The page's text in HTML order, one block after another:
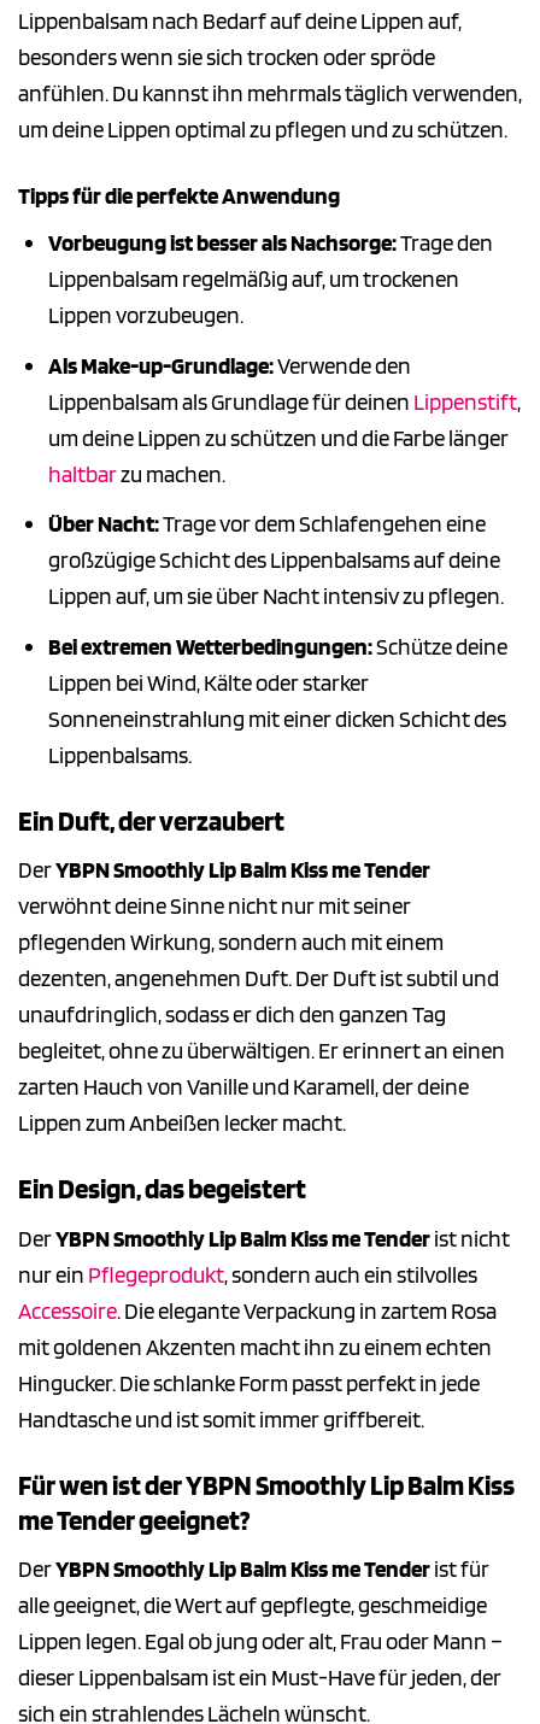
Lippenbalsam nach Bedarf auf deine Lippen auf,
besonders wenn sie sich trocken oder spröde
anfühlen. Du kannst ihn mehrmals täglich verwenden,
um deine Lippen optimal zu pflegen und zu schützen.
Tipps für die perfekte Anwendung
Vorbeugung ist besser als Nachsorge:Trage den
Lippenbalsam regelmäßig auf, um trockenen
Lippen vorzubeugen.
Als Make-up-Grundlage:Verwende den
Lippenbalsam als Grundlage für deinen Lippenstift,
um deine Lippen zu schützen und die Farbe länger
haltbarzu machen.
Über Nacht:Trage vor dem Schlafengehen eine
großzügige Schicht des Lippenbalsams auf deine
Lippen auf, um sie über Nacht intensiv zu pflegen.
Bei extremen Wetterbedingungen:Schütze deine
Lippen bei Wind, Kälte oder starker
Sonneneinstrahlung mit einer dicken Schicht des
Lippenbalsams.
Ein Duft, der verzaubert
DerYBPN Smoothly Lip Balm Kiss me Tender
verwöhnt deine Sinne nicht nur mit seiner
pflegenden Wirkung, sondern auch mit einem
dezenten, angenehmen Duft. Der Duft ist subtil und
unaufdringlich, sodass er dich den ganzen Tag
begleitet, ohne zu überwältigen. Er erinnert an einen
zarten Hauch von Vanille und Karamell, der deine
Lippen zum Anbeißen lecker macht.
Ein Design, das begeistert
DerYBPN Smoothly Lip Balm Kiss me Tenderist nicht
nur ein Pflegeprodukt, sondern auch ein stilvolles
Accessoire. Die elegante Verpackung in zartem Rosa
mit goldenen Akzenten macht ihn zu einem echten
Hingucker. Die schlanke Form passt perfekt in jede
Handtasche und ist somit immer griffbereit.
Für wen ist der YBPN Smoothly Lip Balm Kiss
me Tender geeignet?
DerYBPN Smoothly Lip Balm Kiss me Tenderist für
alle geeignet, die Wert auf gepflegte, geschmeidige
Lippen legen. Egal ob jung oder alt, Frau oder Mann –
dieser Lippenbalsam ist ein Must-Have für jeden, der
sich ein strahlendes Lächeln wünscht.